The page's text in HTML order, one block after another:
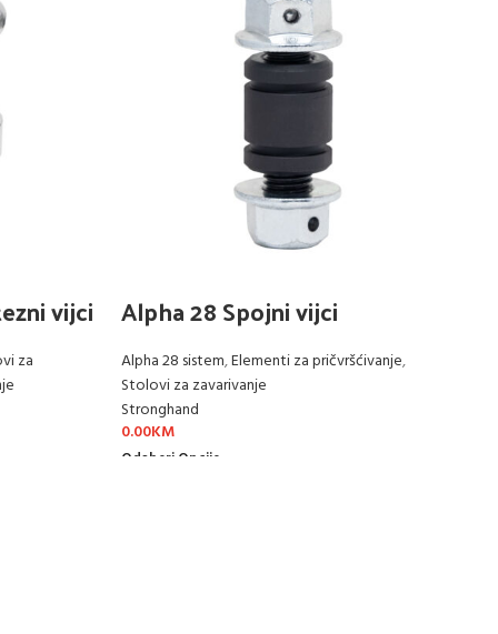
vijci
za
Alpha 28 Spojni vijci
Alpha 28 sistem,Elementi za pričvršćivanje,
Stolovi za zavarivanje
Stronghand
0.00KM
Odaberi Opcije